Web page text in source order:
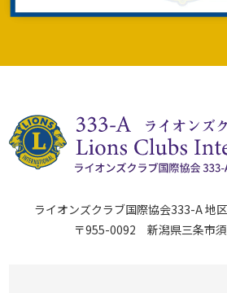
ライオンズクラブ国際協会333-A 地
〒955-0092 新潟県三条市須